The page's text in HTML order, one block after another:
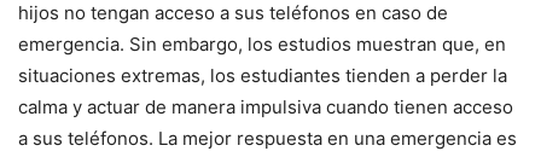
hijos no tengan acceso a sus teléfonos en caso de
emergencia. Sin embargo, los estudios muestran que, en
situaciones extremas, los estudiantes tienden a perder la
calma y actuar de manera impulsiva cuando tienen acceso
a sus teléfonos. La mejor respuesta en una emergencia es